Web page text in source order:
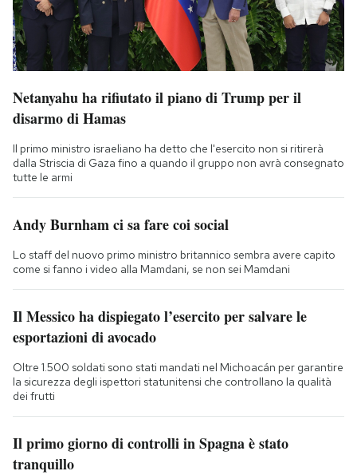
Netanyahu ha rifiutato il piano di Trump per il
disarmo di Hamas
Il primo ministro israeliano ha detto che l'esercito non si ritirerà
dalla Striscia di Gaza fino a quando il gruppo non avrà consegnato
tutte le armi
Andy Burnham ci sa fare coi social
Lo staff del nuovo primo ministro britannico sembra avere capito
come si fanno i video alla Mamdani, se non sei Mamdani
Il Messico ha dispiegato l’esercito per salvare le
esportazioni di avocado
Oltre 1.500 soldati sono stati mandati nel Michoacán per garantire
la sicurezza degli ispettori statunitensi che controllano la qualità
dei frutti
Il primo giorno di controlli in Spagna è stato
tranquillo